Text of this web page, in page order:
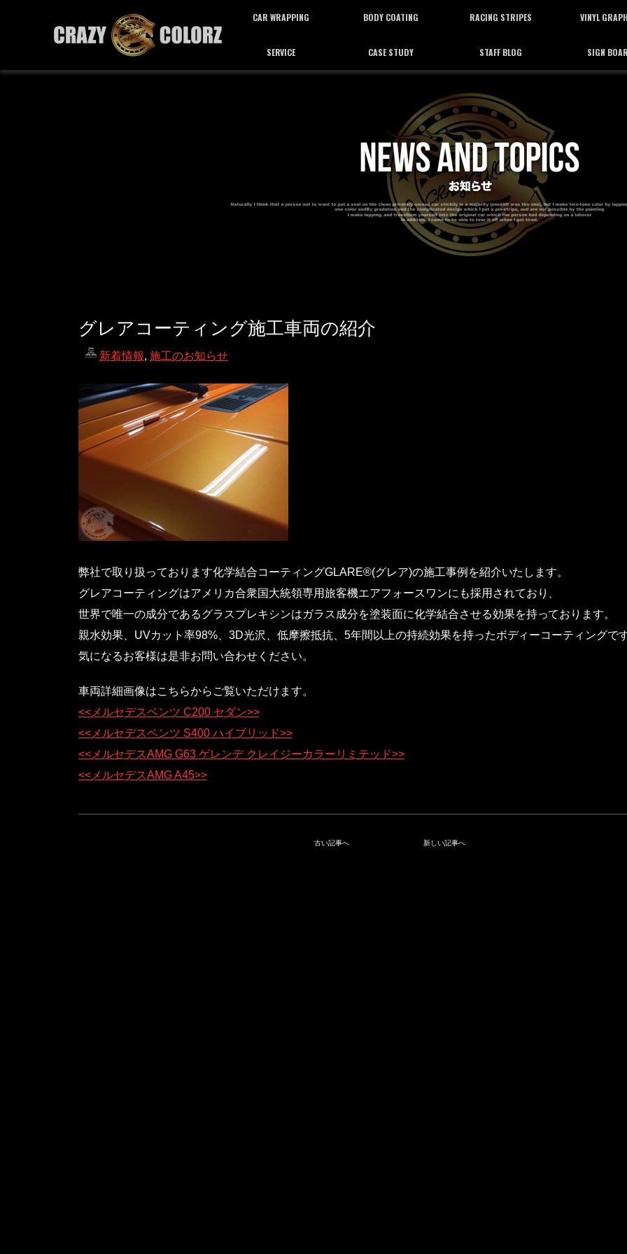
CAR WRAPPING
カーラッピング
BODY COATING
ボディーコーティング
RACING STRIPES
レーシングストライプ
VINYL
バイナルグラフ
SERVICE CASE STUDY STAFF BLOG SIGN
グレアコーティング施工車両の紹介
新着情報, 施工のお知らせ
弊社で取り扱っております化学結合コーティングGLARE®(グレア)の施工事例を紹介いたします。
グレアコーティングはアメリカ合衆国大統領専用旅客機エアフォースワンにも採用されており、
世界で唯一の成分であるグラスプレキシンはガラス成分を塗装面に化学結合させる効果を持っております。
親水効果、UVカット率98%、3D光沢、低摩擦抵抗、5年間以上の持続効果を持ったボディーコーティングで
気になるお客様は是非お問い合わせください。
車両詳細画像はこちらからご覧いただけます。
<<メルセデスベンツ C200 セダン>>
<<メルセデスベンツ S400 ハイブリッド>>
<<メルセデスAMG G63 ゲレンデ クレイジーカラーリミテッド>>
<<メルセデスAMG A45>>
古い記事へ 新しい記事へ